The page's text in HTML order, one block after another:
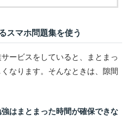
スマホ問題集を使う
ービスをしていると、まとまっ
なります。そんなときは、隙間
はまとまった時間が確保できな